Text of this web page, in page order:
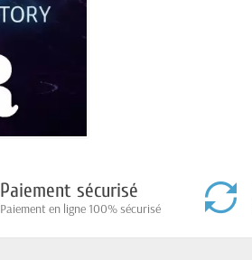
Paiement sécurisé
Paiement en ligne 100% sécurisé